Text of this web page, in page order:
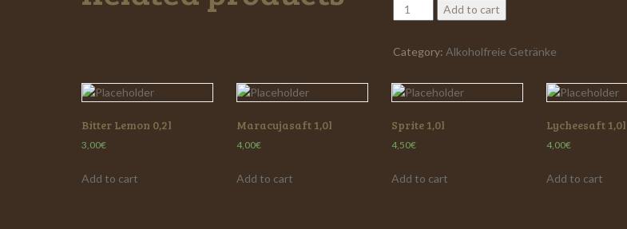
Ginger
Beer
quantity
Add to cart
Category: Alkoholfreie Getränke
Bitter Lemon 0,2l
3,00€
Add to cart
Maracujasaft 1,0l
4,00€
Add to cart
Sprite 1,0l
4,50€
Add to cart
Lycheesaft 1,0l
4,00€
Add to cart